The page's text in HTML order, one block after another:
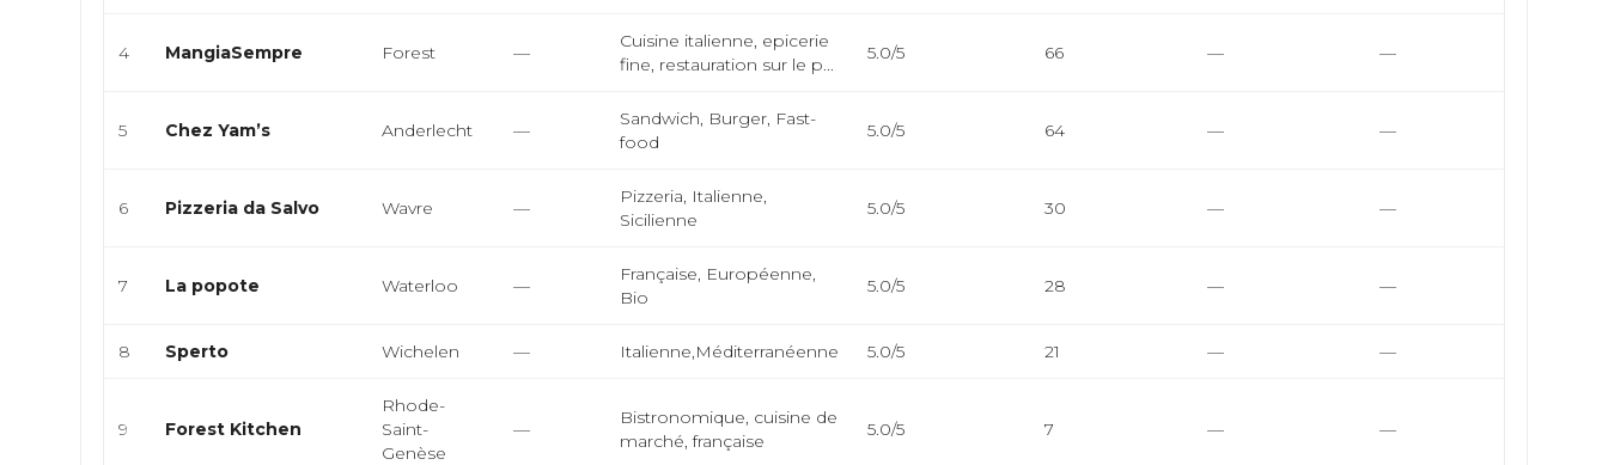
4 MangiaSempre Forest —
Cuisine italienne, epicerie
fine, restauration sur le p...
5.0/5 66 — —
5 Chez Yam’s Anderlecht —
Sandwich, Burger, Fast-
food
5.0/5 64 — —
6 Pizzeria da Salvo Wavre —
Pizzeria, Italienne,
Sicilienne
5.0/5 30 — —
7 La popote Waterloo —
Française, Européenne,
Bio
5.0/5 28 — —
8 Sperto Wichelen — Italienne,Méditerranéenne 5.0/5 21 — —
9 Forest Kitchen
Rhode-
Saint-
Genèse
—
Bistronomique, cuisine de
marché, française
5.0/5 7 — —